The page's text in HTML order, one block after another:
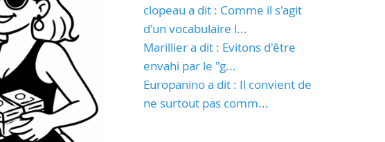
clopeau a dit : Comme il s'agit
d'un vocabulaire l...
Marillier a dit : Evitons d'être
envahi par le "g...
Europanino a dit : Il convient de
ne surtout pas comm...